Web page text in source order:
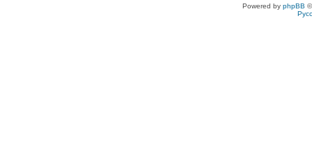
Powered by phpBB